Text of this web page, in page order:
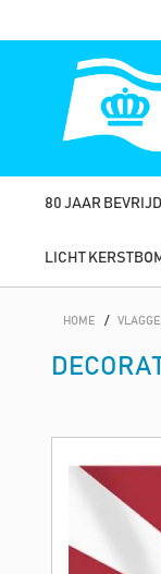
80 JAAR BEVRIJD
LICHT
HOME /